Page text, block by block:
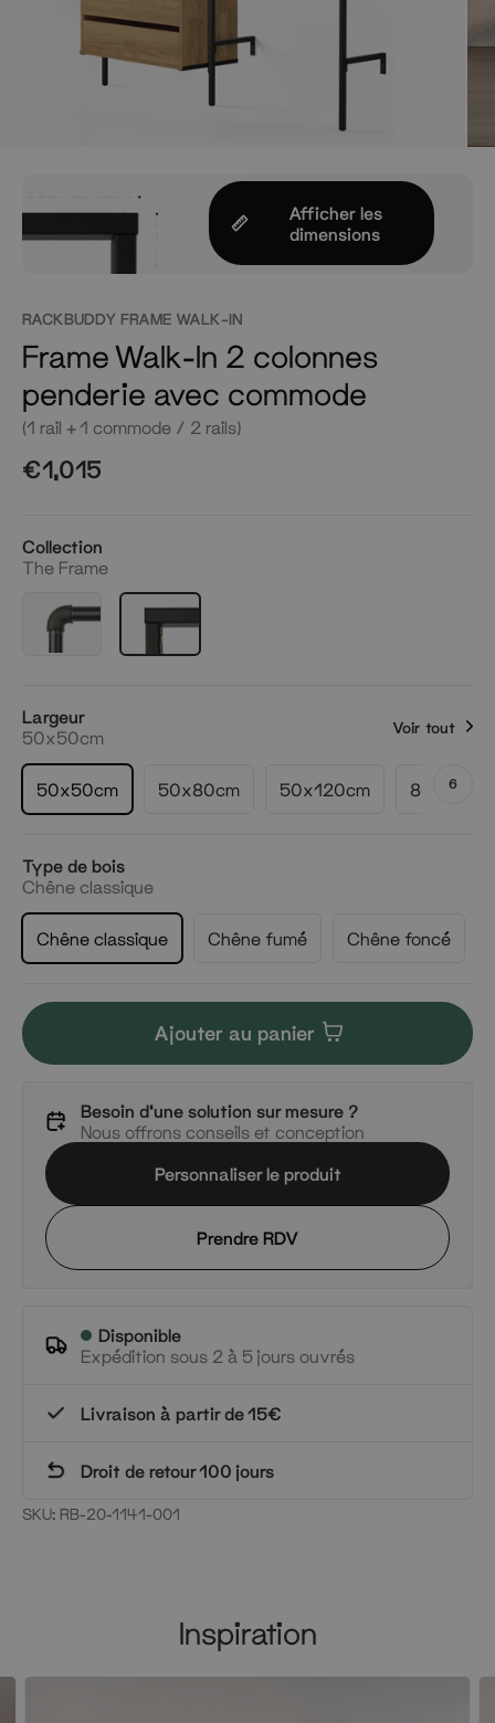
Afficher les
dimensions
RACKBUDDY FRAME WALK-IN
Frame Walk-In 2 colonnes
penderie avec commode
(1 rail + 1 commode / 2 rails)
€1,015
Collection
The Frame
Largeur
50x50cm
Voir tout
50x50cm 50x80cm 50x120cm 80x50cm
6
Type de bois
Chêne classique
Chêne classique Chêne fumé Chêne foncé
Ajouter au panier
Besoin d'une solution sur mesure ?
Nous offrons conseils et conception
Personnaliser le produit
Prendre RDV
Disponible
Expédition sous 2 à 5 jours ouvrés
Livraison à partir de 15€
Droit de retour 100 jours
SKU: RB-20-1141-001
Inspiration